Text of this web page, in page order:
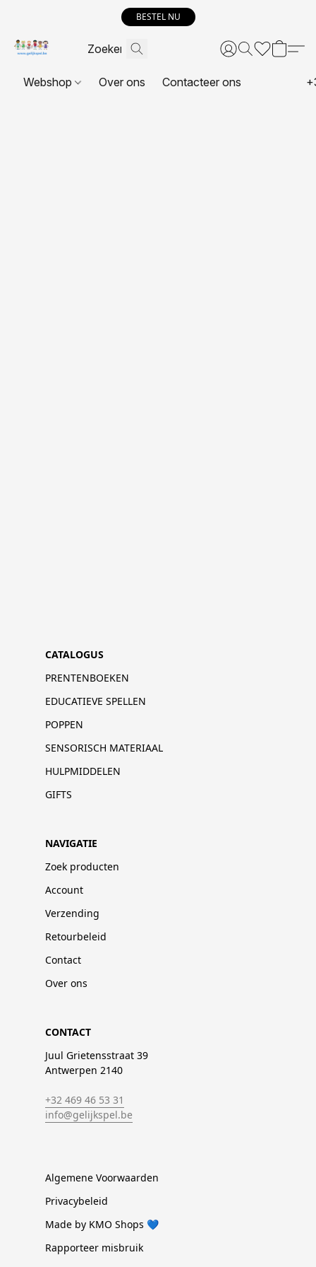
BESTEL NU
Webshop Over ons Contacteer ons
CATALOGUS
PRENTENBOEKEN
EDUCATIEVE SPELLEN
POPPEN
SENSORISCH MATERIAAL
HULPMIDDELEN
GIFTS
NAVIGATIE
Zoek producten
Account
Verzending
Retourbeleid
Contact
Over ons
CONTACT
Juul Grietensstraat 39
Antwerpen 2140
+32 469 46 53 31
info@gelijkspel.be
Algemene Voorwaarden
Privacybeleid
Made by KMO Shops 💙
Rapporteer misbruik